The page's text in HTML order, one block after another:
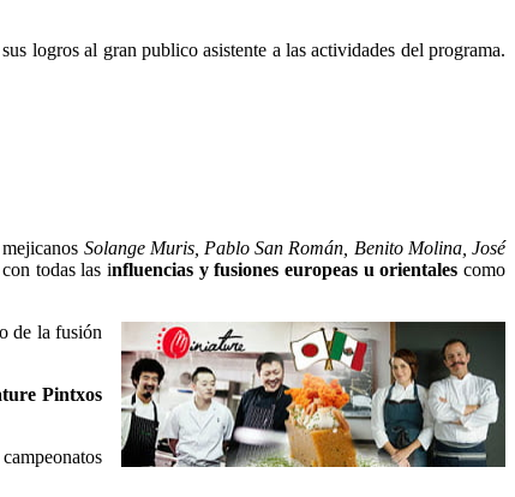
logros al gran publico asistente a las actividades del programa.
Solange Muris, Pablo San Román, Benito Molina, José
todas las influencias y fusiones europeas u orientales como
de la fusión
Pintxos